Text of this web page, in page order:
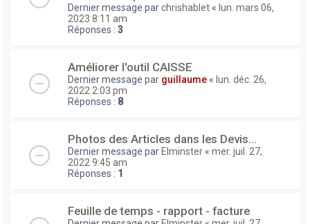
Dernier message parchrishablet « lun. mars 06,
2023 8:11 am
Réponses : 3
Améliorer l'outil CAISSE
Dernier message par guillaume « lun. déc. 26,
2022 2:03 pm
Réponses : 8
Photos des Articles dans les Devis...
Dernier message parElminster « mer. juil. 27,
2022 9:45 am
Réponses : 1
Feuille de temps - rapport - facture